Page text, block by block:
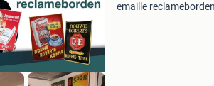
emaille